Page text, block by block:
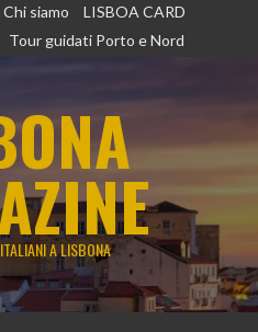
Chi siamo
LISBOA CARD
Tour guidati Porto e Nord
A LISBONA